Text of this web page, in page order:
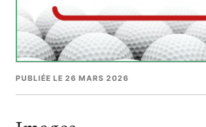
PUBLIÉE LE 26 MARS 2026